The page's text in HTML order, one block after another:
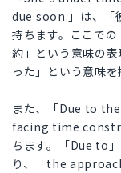
due soon.」は、「
持ちます。ここで
約」という意味の
った」という意味を
また、「Due to
facing time
ちます。「Due to
り、「the